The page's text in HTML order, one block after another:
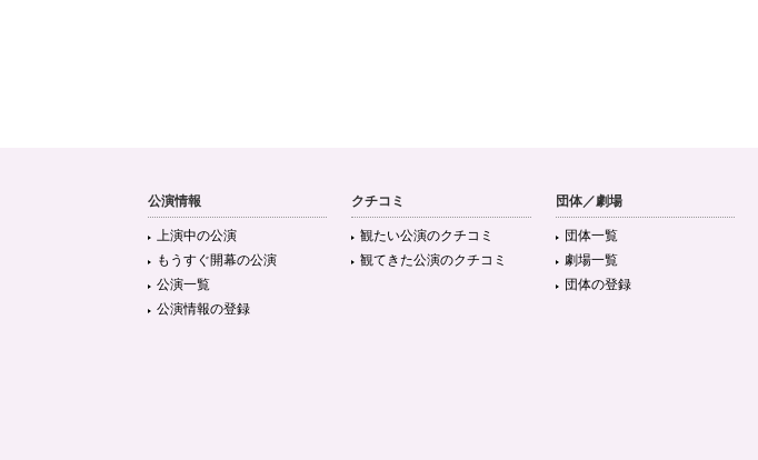
公演情報
上演中の公演
もうすぐ開幕の公演
公演一覧
公演情報の登録
クチコミ
観たい公演のクチコミ
観てきた公演のクチコミ
団体／劇場
団体一覧
劇場一覧
団体の登録